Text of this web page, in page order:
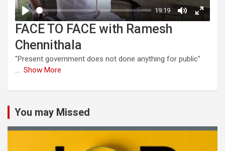
FACE TO FACE with Ramesh
Chennithala
"Present government does not done anything for public"
... Show More
You may Missed